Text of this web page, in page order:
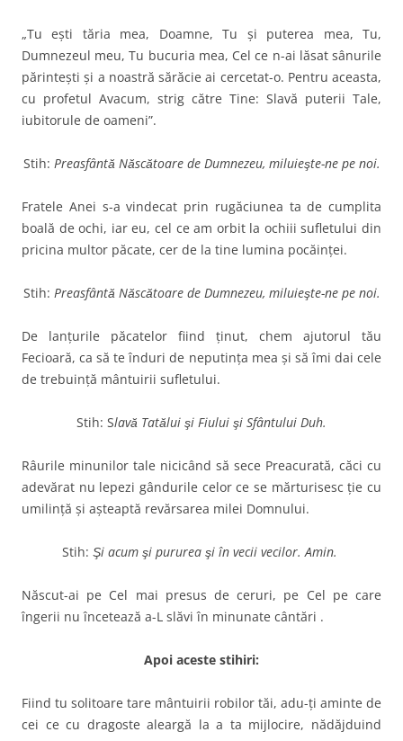
„Tu eşti tăria mea, Doamne, Tu şi puterea mea, Tu,
Dumnezeul meu, Tu bucuria mea, Cel ce n-ai lăsat sânurile
părinteşti şi a noastră sărăcie ai cercetat-o. Pentru aceasta,
cu profetul Avacum, strig către Tine: Slavă puterii Tale,
iubitorule de oameni”.
Stih: Preasfântă Născătoare de Dumnezeu, miluieşte-ne pe noi.
Fratele Anei s-a vindecat prin rugăciunea ta de cumplita
boală de ochi, iar eu, cel ce am orbit la ochiii sufletului din
pricina multor păcate, cer de la tine lumina pocăinţei.
Stih: Preasfântă Născătoare de Dumnezeu, miluieşte-ne pe noi.
De lanţurile păcatelor fiind ţinut, chem ajutorul tău
Fecioară, ca să te înduri de neputinţa mea şi să îmi dai cele
de trebuinţă mântuirii sufletului.
Stih: Slavă Tatălui şi Fiului şi Sfântului Duh.
Râurile minunilor tale nicicând să sece Preacurată, căci cu
adevărat nu lepezi gândurile celor ce se mărturisesc ţie cu
umilinţă şi aşteaptă revărsarea milei Domnului.
Stih: Şi acum şi pururea şi în vecii vecilor. Amin.
Născut-ai pe Cel mai presus de ceruri, pe Cel pe care
îngerii nu încetează a-L slăvi în minunate cântări .
Apoi aceste stihiri:
Fiind tu solitoare tare mântuirii robilor tăi, adu-ţi aminte de
cei ce cu dragoste aleargă la a ta mijlocire, nădăjduind